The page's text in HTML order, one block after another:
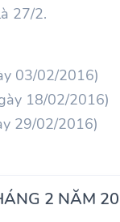
27/2.
03/02/2016)
18/02/2016)
29/02/2016)
2 NĂM